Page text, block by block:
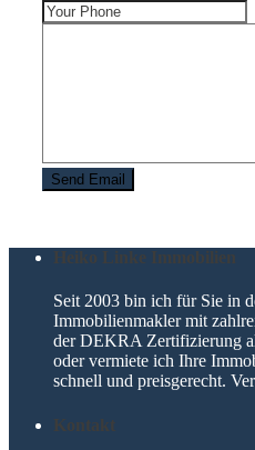
Heiko Linke Immobilien
Seit 2003 bin ich für Sie in
Immobilienmakler mit
der DEKRA Zertifizierung
oder vermiete ich Ihre
schnell und preisgerecht.
Kontakt